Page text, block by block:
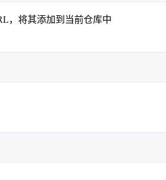
，将其添加到当前仓库中